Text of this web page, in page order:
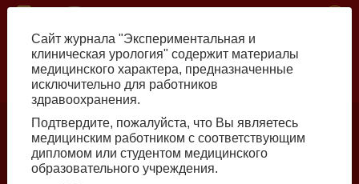
Перейти
основному
содержанию
Номер №2, 2026
Сайт журнала "Экспериментальная и
клиническая урология" содержит материалы
медицинского характера, предназначенные
исключительно для работников
здравоохранения.
Подтвердите, пожалуйста, что Вы являетесь
медицинским работником с соответствующим
дипломом или студентом медицинского
образовательного учреждения.